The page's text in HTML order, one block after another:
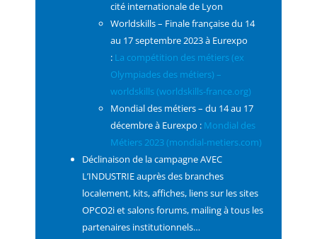
cité internationale de Lyon
Worldskills – Finale française du 14
au 17 septembre 2023 à Eurexpo
: La compétition des métiers (ex
Olympiades des métiers) –
worldskills (worldskills-france.org)
Mondial des métiers – du 14 au 17
décembre à Eurexpo : Mondial des
Métiers 2023 (mondial-metiers.com)
Déclinaison de la campagne AVEC
L’INDUSTRIE auprès des branches
localement, kits, affiches, liens sur les sites
OPCO2i et salons forums, mailing à tous les
partenaires institutionnels…